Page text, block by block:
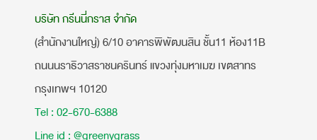
บริษัท กรีนนี่กราส จำกัด
(สำนักงานใหญ่) 6/10 อาคารพิพัฒนสิน ชั้น11 ห้อง11B
ถนนนราธิวาสราชนครินทร์ แขวงทุ่งมหาเมฆ เขตสาทร
กรุงเทพฯ 10120
Tel : 02-670-6388
Line id : @greenygrass